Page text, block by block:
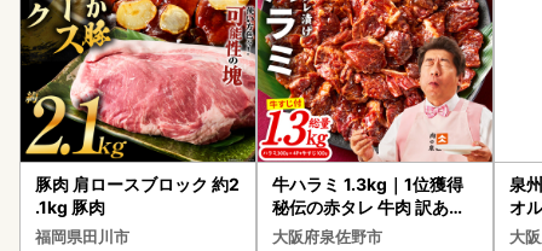
豚肉 肩ロースブロック 約2
.1kg 豚肉
福岡県田川市
牛ハラミ 1.3kg｜1位獲得
秘伝の赤タレ 牛肉 訳あり
焼肉 BBQ
大阪府泉佐野市
泉
オ
大